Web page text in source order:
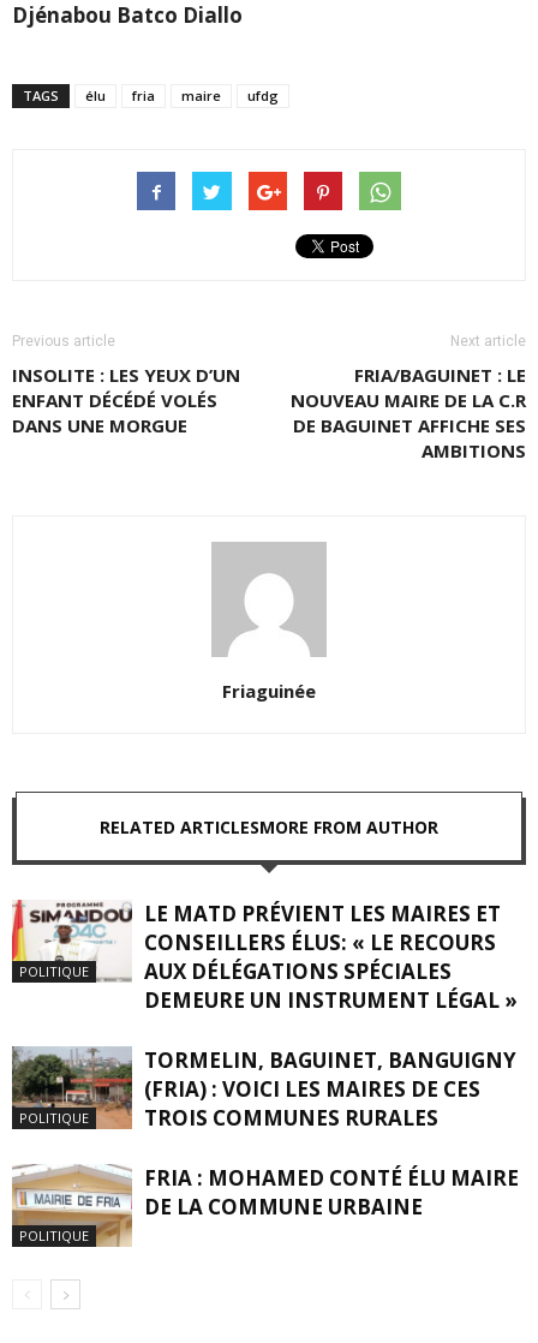
Djénabou Batco Diallo
TAGS élu fria maire ufdg
Previous article
INSOLITE : LES YEUX D’UN
ENFANT DÉCÉDÉ VOLÉS
DANS UNE MORGUE
Next article
FRIA/BAGUINET : LE
NOUVEAU MAIRE DE LA C.R
DE BAGUINET AFFICHE SES
AMBITIONS
Friaguinée
RELATED ARTICLESMORE FROM AUTHOR
POLITIQUE
LE MATD PRÉVIENT LES MAIRES ET
CONSEILLERS ÉLUS: « LE RECOURS
AUX DÉLÉGATIONS SPÉCIALES
DEMEURE UN INSTRUMENT LÉGAL »
POLITIQUE
TORMELIN, BAGUINET, BANGUIGNY
(FRIA) : VOICI LES MAIRES DE CES
TROIS COMMUNES RURALES
POLITIQUE
FRIA : MOHAMED CONTÉ ÉLU MAIRE
DE LA COMMUNE URBAINE